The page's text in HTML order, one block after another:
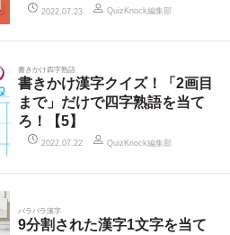
2022.07.23 QuizKnock編集部
書きかけ四字熟語
書きかけ漢字クイズ！「2画目
まで」だけで四字熟語を当て
ろ！【5】
2022.07.22 QuizKnock編集部
バラバラ漢字
9分割された漢字1文字を当て